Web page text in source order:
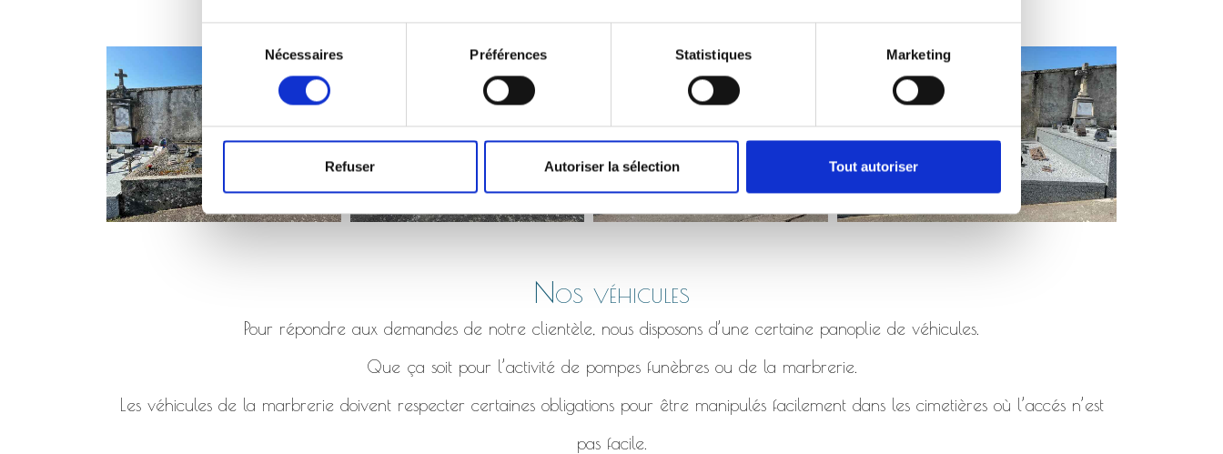
consentement
Nécessaires Préférences Statistiques Marketing
Refuser Autoriser la sélection Tout autoriser
Nos véhicules
Pour répondre aux demandes de notre clientèle, nous disposons d’une certaine panoplie de véhicules.
Que ça soit pour l’activité de pompes funèbres ou de la marbrerie.
Les véhicules de la marbrerie doivent respecter certaines obligations pour être manipulés facilement dans les cimetières où l’accés n’est
pas facile.